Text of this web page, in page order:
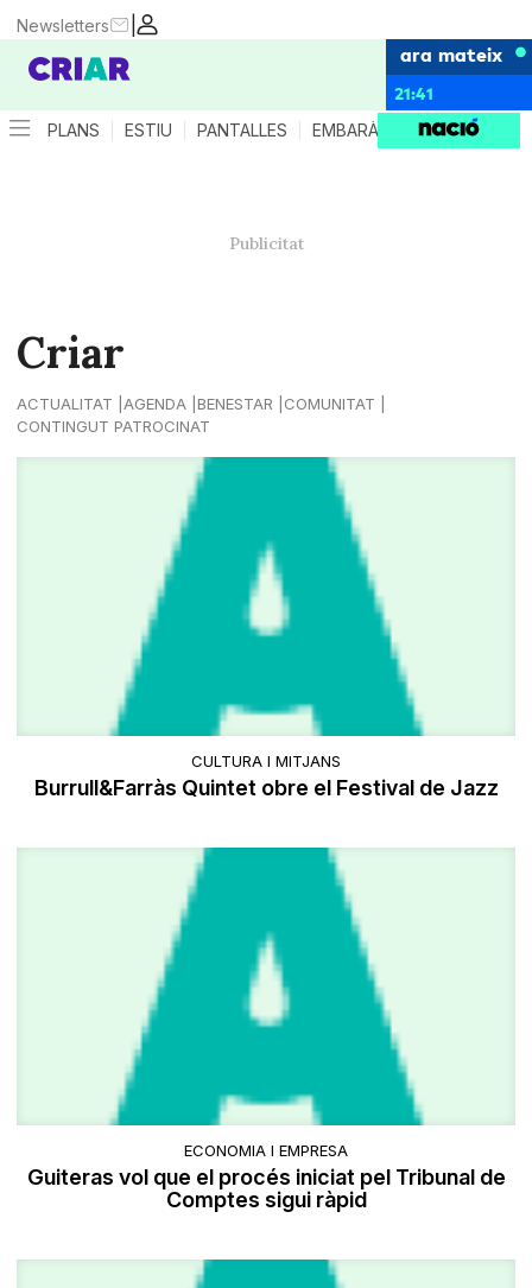
|
Newsletters
ara mateix
21:41
PLANS ESTIU PANTALLES EMBARÀS CRIANÇA
Criar
ACTUALITAT AGENDA BENESTAR
COMUNITAT
CONTINGUT PATROCINAT
CULTURA I MITJANS
Burrull&Farràs Quintet obre el Festival de Jazz
ECONOMIA I EMPRESA
Guiteras vol que el procés iniciat pel Tribunal de
Comptes sigui ràpid